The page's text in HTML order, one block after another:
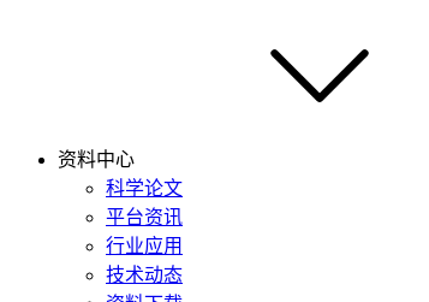
资料中心
科学论文
平台资讯
行业应用
技术动态